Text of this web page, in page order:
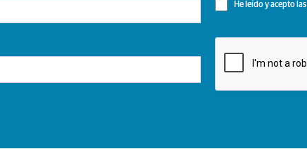
He leído y acepto las